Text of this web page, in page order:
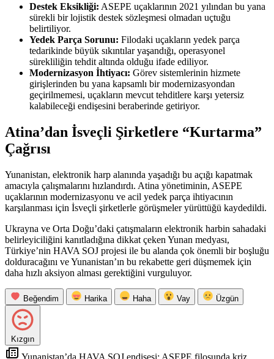
Destek Eksikliği: ASEPE uçaklarının 2021 yılından bu yana
sürekli bir lojistik destek sözleşmesi olmadan uçtuğu
belirtiliyor.
Yedek Parça Sorunu: Filodaki uçakların yedek parça
tedarikinde büyük sıkıntılar yaşandığı, operasyonel
sürekliliğin tehdit altında olduğu ifade ediliyor.
Modernizasyon İhtiyacı: Görev sistemlerinin hizmete
girişlerinden bu yana kapsamlı bir modernizasyondan
geçirilmemesi, uçakların mevcut tehditlere karşı yetersiz
kalabileceği endişesini beraberinde getiriyor.
Atina’dan İsveçli Şirketlere “Kurtarma”
Çağrısı
Yunanistan, elektronik harp alanında yaşadığı bu açığı kapatmak
amacıyla çalışmalarını hızlandırdı. Atina yönetiminin, ASEPE
uçaklarının modernizasyonu ve acil yedek parça ihtiyacının
karşılanması için İsveçli şirketlerle görüşmeler yürüttüğü kaydedildi.
Ukrayna ve Orta Doğu’daki çatışmaların elektronik harbin sahadaki
belirleyiciliğini kanıtladığına dikkat çeken Yunan medyası,
Türkiye’nin HAVA SOJ projesi ile bu alanda çok önemli bir boşluğu
dolduracağını ve Yunanistan’ın bu rekabette geri düşmemek için
daha hızlı aksiyon alması gerektiğini vurguluyor.
Beğendim Harika Haha Vay Üzgün
Kızgın
Yunanistan’da HAVA SOJ endişesi: ASEPE filosunda kriz